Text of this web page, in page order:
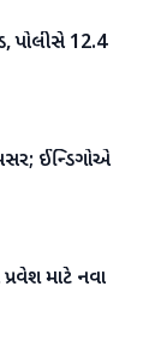
પોલીસે 12.4
ઈન્ડિગોએ
માટે નવા